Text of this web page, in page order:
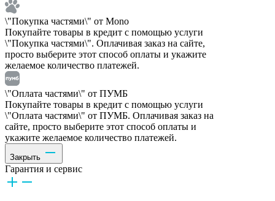
\"Покупка частями\" от Mono
Покупайте товары в кредит с помощью услуги
\"Покупка частями\". Оплачивая заказ на сайте,
просто выберите этот способ оплаты и укажите
желаемое количество платежей.
\"Оплата частями\" от ПУМБ
Покупайте товары в кредит с помощью услуги
\"Оплата частями\" от ПУМБ. Оплачивая заказ на
сайте, просто выберите этот способ оплаты и
укажите желаемое количество платежей.
Закрыть
Гарантия и сервис